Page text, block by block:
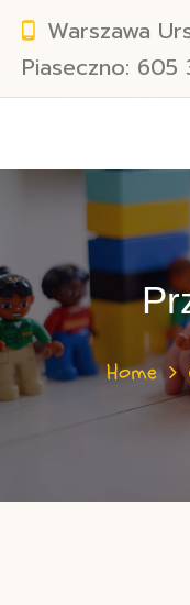
Warszawa
Piaseczno: 605
Home